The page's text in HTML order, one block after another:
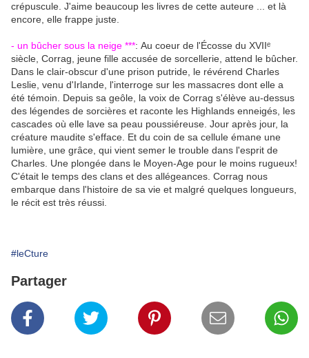
crépuscule. J'aime beaucoup les livres de cette auteure ... et là
encore, elle frappe juste.
- un bûcher sous la neige ***: Au coeur de l'Écosse du XVIIᵉ
siècle, Corrag, jeune fille accusée de sorcellerie, attend le bûcher.
Dans le clair-obscur d'une prison putride, le révérend Charles
Leslie, venu d'Irlande, l'interroge sur les massacres dont elle a
été témoin. Depuis sa geôle, la voix de Corrag s'élève au-dessus
des légendes de sorcières et raconte les Highlands enneigés, les
cascades où elle lave sa peau poussiéreuse. Jour après jour, la
créature maudite s'efface. Et du coin de sa cellule émane une
lumière, une grâce, qui vient semer le trouble dans l'esprit de
Charles. Une plongée dans le Moyen-Age pour le moins rugueux!
C'était le temps des clans et des allégeances. Corrag nous
embarque dans l'histoire de sa vie et malgré quelques longueurs,
le récit est très réussi.
#leCture
Partager